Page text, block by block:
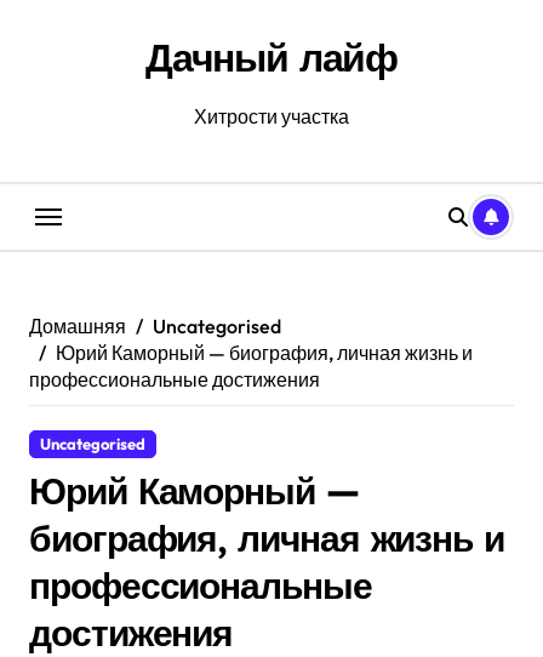
Дачный лайф
Хитрости участка
Домашняя
Uncategorised
Юрий Каморный — биография, личная жизнь и
профессиональные достижения
Uncategorised
Юрий Каморный —
биография, личная жизнь и
профессиональные
достижения